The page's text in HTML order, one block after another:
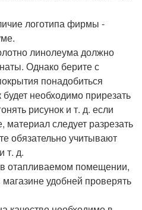
логотипа фирмы -
линолеума должно
Однако берите с
понадобиться
необходимо прирезать
рисунок и т. д. если
следует разрезать
обязательно учитывают
т. д.
отапливаемом помещении,
удобней проверять